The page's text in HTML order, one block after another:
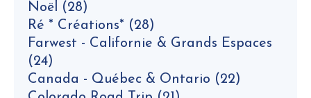
Noël (28)
Ré * Créations* (28)
Farwest - Californie & Grands Espaces
(24)
Canada - Québec & Ontario (22)